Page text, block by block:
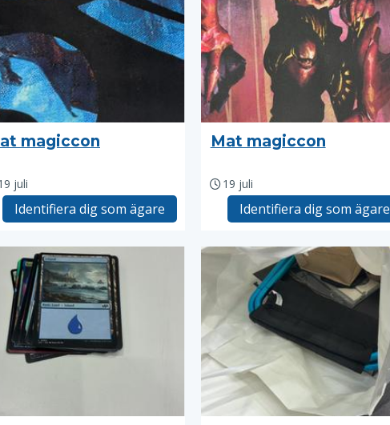
magiccon
juli
Identifiera dig som ägare
Mat magiccon
19 juli
Identifiera dig som ägare